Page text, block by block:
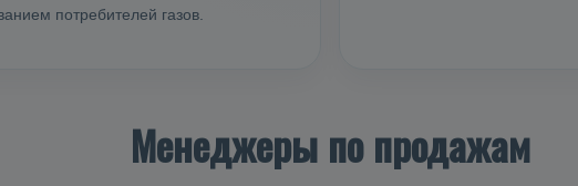
потребителей газов.
Менеджеры по продажам